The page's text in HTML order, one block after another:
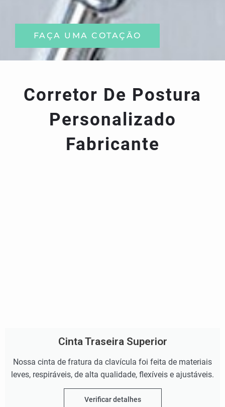
FAÇA UMA COTAÇÃO
Corretor De Postura
Personalizado
Fabricante
Cinta Traseira Superior
Nossa cinta de fratura da clavícula foi feita de materiais
leves, respiráveis, de alta qualidade, flexíveis e ajustáveis.
Verificar detalhes